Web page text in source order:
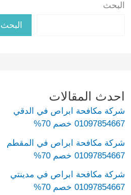
البحث
البحث
احدث المقالات
شركة مكافحة ابراص في الدقي
01097854667 خصم 70%
شركة مكافحة ابراص في المقطم
01097854667 خصم 70%
شركة مكافحة ابراص في مدينتي
01097854667 خصم 70%